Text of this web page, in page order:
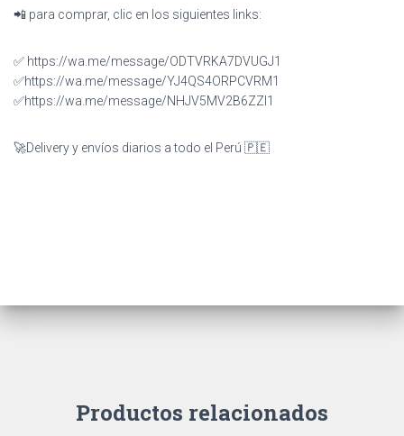
📲 para comprar, clic en los siguientes links:
✅ https://wa.me/message/ODTVRKA7DVUGJ1
✅https://wa.me/message/YJ4QS4ORPCVRM1
✅https://wa.me/message/NHJV5MV2B6ZZI1
🚀Delivery y envíos diarios a todo el Perú 🇵🇪
Productos relacionados